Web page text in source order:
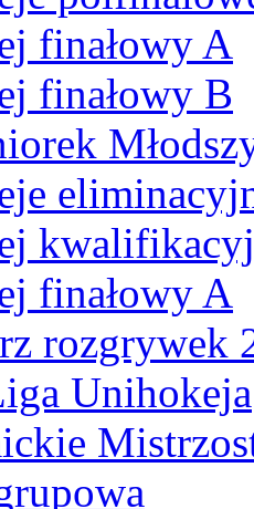
finałowy A
finałowy B
finałowy A
rozgrywek
Unihokeja